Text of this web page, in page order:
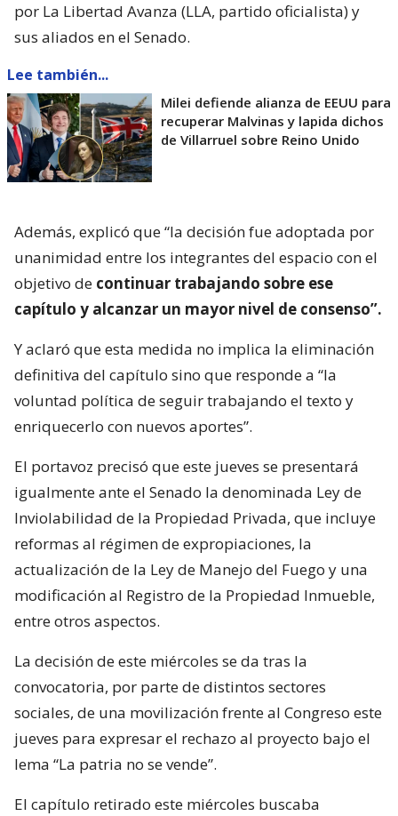
por La Libertad Avanza (LLA, partido oficialista) y
sus aliados en el Senado.
Lee también...
Milei defiende alianza de EEUU para
recuperar Malvinas y lapida dichos
de Villarruel sobre Reino Unido
Además, explicó que “la decisión fue adoptada por
unanimidad entre los integrantes del espacio con el
objetivo de continuar trabajando sobre ese
capítulo y alcanzar un mayor nivel de consenso”.
Y aclaró que esta medida no implica la eliminación
definitiva del capítulo sino que responde a “la
voluntad política de seguir trabajando el texto y
enriquecerlo con nuevos aportes”.
El portavoz precisó que este jueves se presentará
igualmente ante el Senado la denominada Ley de
Inviolabilidad de la Propiedad Privada, que incluye
reformas al régimen de expropiaciones, la
actualización de la Ley de Manejo del Fuego y una
modificación al Registro de la Propiedad Inmueble,
entre otros aspectos.
La decisión de este miércoles se da tras la
convocatoria, por parte de distintos sectores
sociales, de una movilización frente al Congreso este
jueves para expresar el rechazo al proyecto bajo el
lema “La patria no se vende”.
El capítulo retirado este miércoles buscaba